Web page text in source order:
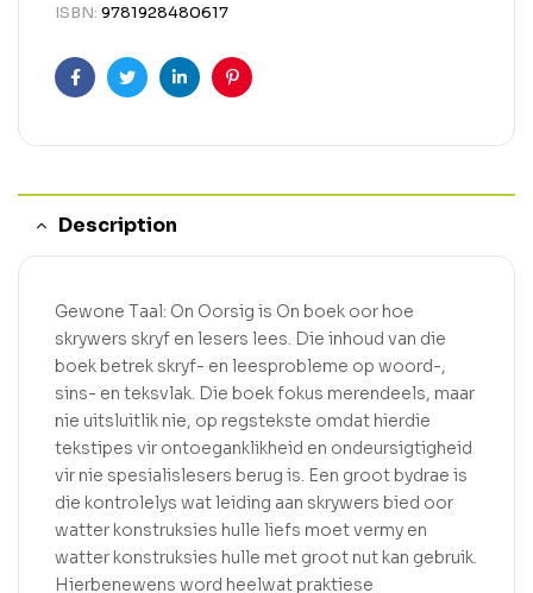
ISBN: 9781928480617
FacebookTwitterLinkedinPinterest
Description
Gewone Taal: On Oorsig is On boek oor hoe
skrywers skryf en lesers lees. Die inhoud van die
boek betrek skryf- en leesprobleme op woord-,
sins- en teksvlak. Die boek fokus merendeels, maar
nie uitsluitlik nie, op regstekste omdat hierdie
tekstipes vir ontoeganklikheid en ondeursigtigheid
vir nie spesialislesers berug is. Een groot bydrae is
die kontrolelys wat leiding aan skrywers bied oor
watter konstruksies hulle liefs moet vermy en
watter konstruksies hulle met groot nut kan gebruik.
Hierbenewens word heelwat praktiese